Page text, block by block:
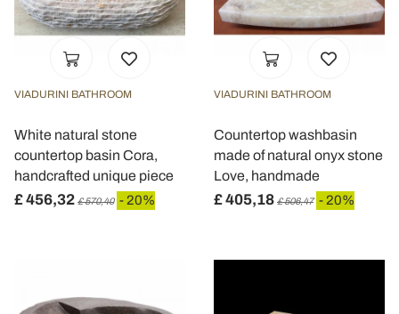
VIADURINI BATHROOM
White natural stone
countertop basin Cora,
handcrafted unique piece
£ 456,32 £ 570,40 - 20%
VIADURINI BATHROOM
Countertop washbasin
made of natural onyx stone
Love, handmade
£ 405,18 £ 506,47 - 20%